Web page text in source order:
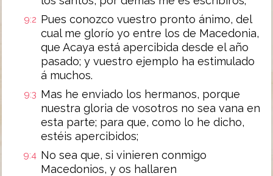
9:2 Pues conozco vuestro pronto ánimo, del
cual me glorío yo entre los de Macedonia,
que Acaya está apercibida desde el año
pasado; y vuestro ejemplo ha estimulado
á muchos.
9:3 Mas he enviado los hermanos, porque
nuestra gloria de vosotros no sea vana en
esta parte; para que, como lo he dicho,
estéis apercibidos;
9:4 No sea que, si vinieren conmigo
Macedonios, y os hallaren